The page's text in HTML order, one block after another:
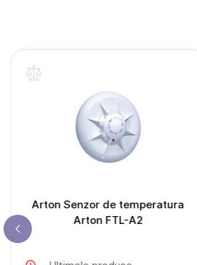
Arton Senzor de temperatura
Arton FTL-A2